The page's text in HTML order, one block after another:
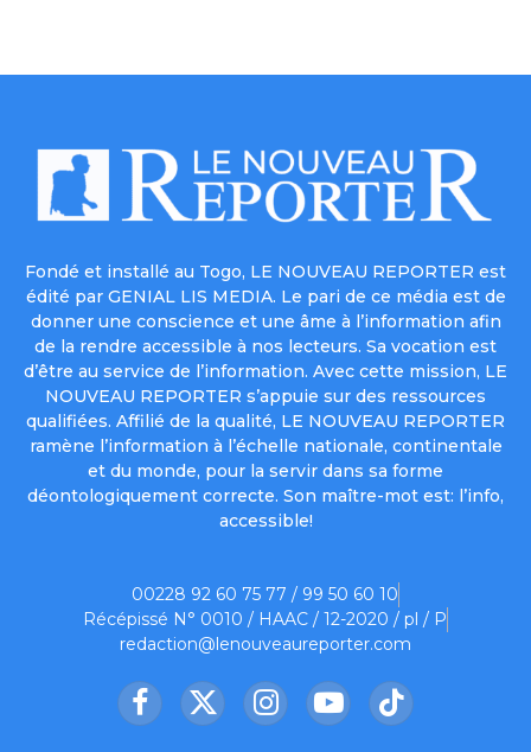
Fondé et installé au Togo, LE NOUVEAU REPORTER est
édité par GENIAL LIS MEDIA. Le pari de ce média est de
donner une conscience et une âme à l’information afin
de la rendre accessible à nos lecteurs. Sa vocation est
d’être au service de l’information. Avec cette mission, LE
NOUVEAU REPORTER s’appuie sur des ressources
qualifiées. Affilié de la qualité, LE NOUVEAU REPORTER
ramène l’information à l’échelle nationale, continentale
et du monde, pour la servir dans sa forme
déontologiquement correcte. Son maître-mot est: l’info,
accessible!
00228 92 60 75 77 / 99 50 60 10
Récépissé N° 0010 / HAAC / 12-2020 / pl / P
redaction@lenouveaureporter.com
Facebook
X
InstagramYouTubeTikTok